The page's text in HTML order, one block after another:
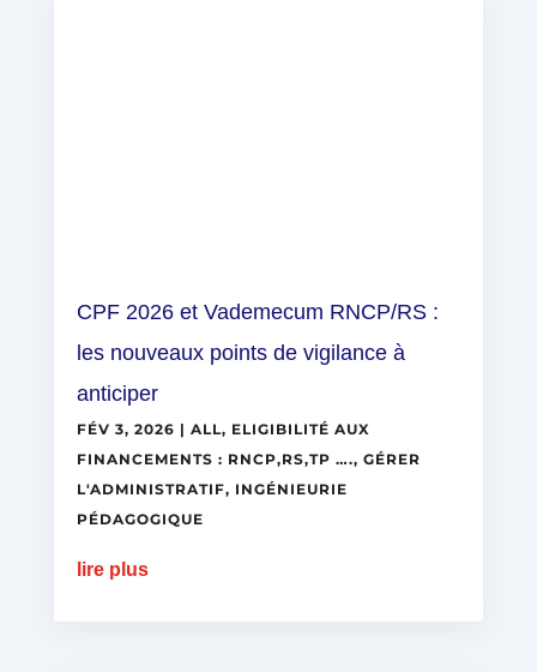
CPF 2026 et Vademecum RNCP/RS :
les nouveaux points de vigilance à
anticiper
FÉV 3, 2026 | ALL, ELIGIBILITÉ AUX
FINANCEMENTS : RNCP,RS,TP …., GÉRER
L'ADMINISTRATIF, INGÉNIEURIE
PÉDAGOGIQUE
lire plus